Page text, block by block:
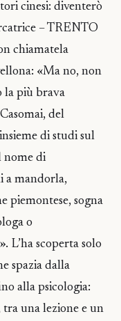
cinesi: diventerò
– TRENTO
chiamatela
«Ma no, non
la più brava
del
di studi sul
nome di
a mandorla,
piemontese, sogna
o
L’ha scoperta solo
spazia dalla
alla psicologia:
una lezione e un